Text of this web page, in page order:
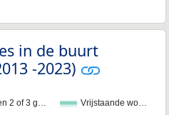
in de buurt
-2023)
2 of 3 g… Vrijstaande wo…